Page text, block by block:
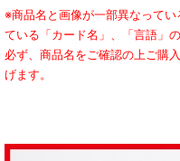
※商品名と画像が一部異なって
ている「カード名」、「言語」
必ず、商品名をご確認の上ご購
げます。